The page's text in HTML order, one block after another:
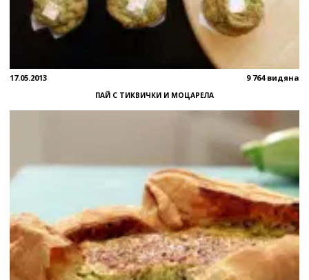
17.05.2013 9 764 видяна
ПАЙ С ТИКВИЧКИ И МОЦАРЕЛА